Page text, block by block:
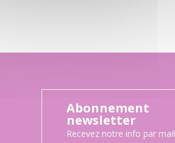
Abonnement
newsletter
Recevez notre info par mail